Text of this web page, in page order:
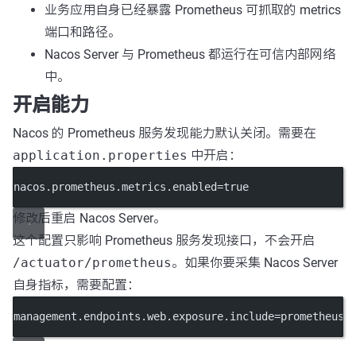
业务应用自身已经暴露 Prometheus 可抓取的 metrics
端口和路径。
Nacos Server 与 Prometheus 都运行在可信内部网络
中。
开启能力
Nacos 的 Prometheus 服务发现能力默认关闭。需要在
application.properties 中开启：
nacos.prometheus.metrics.enabled=true
修改后重启 Nacos Server。
这个配置只影响 Prometheus 服务发现接口，不会开启
/actuator/prometheus。如果你要采集 Nacos Server
自身指标，需要配置：
management.endpoints.web.exposure.include=prometheus